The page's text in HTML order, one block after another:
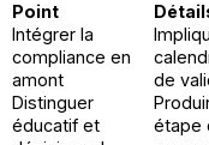
Point
Intégrer la
compliance en
amont
de
Distinguer
éducatif et
étape